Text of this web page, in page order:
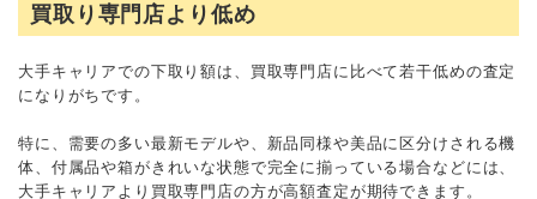
買取り専門店より低め
大手キャリアでの下取り額は、買取専門店に比べて若干低めの査定
になりがちです。
特に、需要の多い最新モデルや、新品同様や美品に区分けされる機
体、付属品や箱がきれいな状態で完全に揃っている場合などには、
大手キャリアより買取専門店の方が高額査定が期待できます。